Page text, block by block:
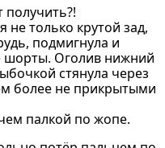
получить?!
не только крутой зад,
подмигнула и
шорты. Оголив нижний
стянула через
более не прикрытыми
палкой по жопе.